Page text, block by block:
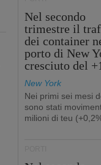
Nel secondo
trimestre il
dei container
porto di New
cresciuto del
New York
Nei primi sei mesi
sono stati
milioni di teu